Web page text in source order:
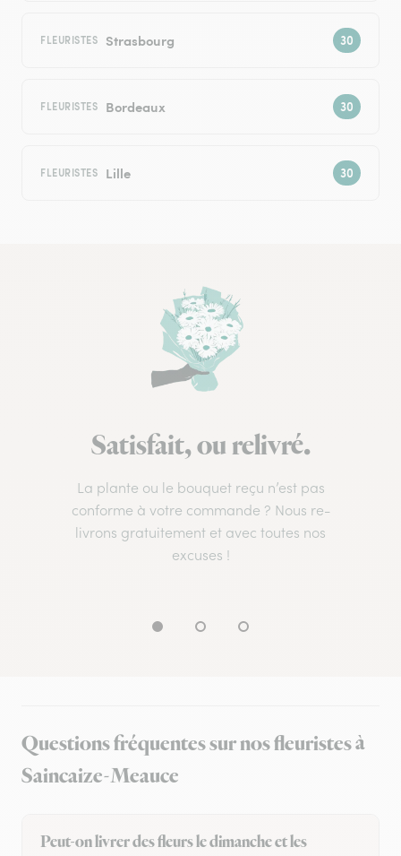
FLEURISTES Strasbourg
FLEURISTES Bordeaux
FLEURISTES Lille
Satisfait, ou relivré.
La plante ou le bouquet reçu n’est pas
conforme à votre commande ? Nous re-
livrons gratuitement et avec toutes nos
excuses !
Questions fréquentes sur nos fleuristes à
Saincaize-Meauce
Peut-on livrer des fleurs le dimanche et les